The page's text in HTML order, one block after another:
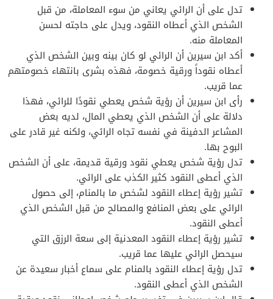
تدل على أن الرائي يعاني من سوء المعاملة، من قبل
الشخص الذي أعطاه النقود، ويدل على حاجته لحسن
المعاملة منه.
أكد ابن سيرين أن الرائي لو كان بينه وبين الشخص الذي
أعطاه نقوداً ورقية خصومة، فهذه بشرى بانتهاء خصومتهم
عما قريب.
رأى ابن سيرين أن رؤية شخص يعطي نقودًا للرائي، فهذا
دلالة على أن الشخص الذي يعطي المال، لديه بعض
المشاعر الدفينة في نفسه تجاه الرائي، ولكنه غير قادر على
البوح بها.
تدل رؤية شخص يعطي نقود ورقية قديمة، على أن الشخص
الذي أعطى النقود كثير الكذب على الرائي.
تشير رؤية إعطاء النقود لشخص ما بالمنام، إلى حصول
الرائي على بعض المنافع والمصالح من قبل الشخص الذي
أعطى النقود.
تشير رؤية إعطاء النقود المعدنية إلى سعة الرزق التي
سيحصل الرائي عليها عما قريب.
تدل رؤية إعطاء النقود بالمنام على سماع أخبار سعيدة عن
الشخص الذي أعطى النقود.